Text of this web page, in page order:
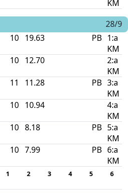
KM
28/9
10 19.63 PB 1:a
KM
10 12.70
2:a
KM
11 11.28 PB 3:a
KM
10 10.94
4:a
KM
10 8.18 PB 5:a
KM
10 7.99 PB 6:a
KM
1 2 3 4 5 6